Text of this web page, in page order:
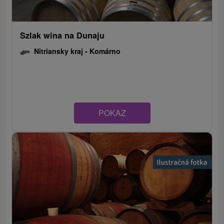
Szlak wina na Dunaju
Nitriansky kraj - Komárno
POKAZ